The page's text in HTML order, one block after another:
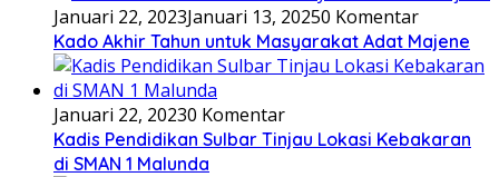
Januari 22, 2023Januari 13, 20250 Komentar
Kado Akhir Tahun untuk Masyarakat Adat Majene
Januari 22, 20230 Komentar
Kadis Pendidikan Sulbar Tinjau Lokasi Kebakaran
di SMAN 1 Malunda